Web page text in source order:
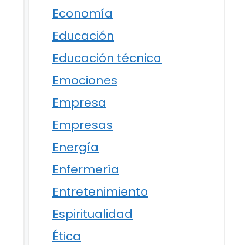
Economía
Educación
Educación técnica
Emociones
Empresa
Empresas
Energía
Enfermería
Entretenimiento
Espiritualidad
Ética